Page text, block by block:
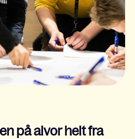
på alvor helt fra